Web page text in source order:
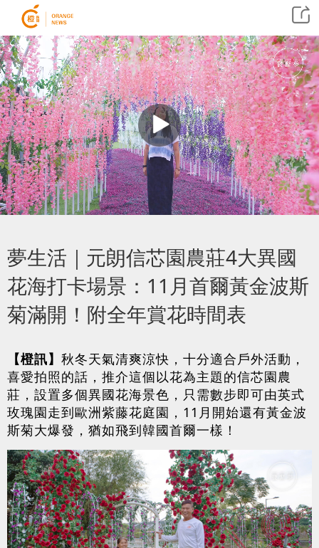
夢生活｜元朗信芯園農莊4大異國
花海打卡場景：11月首爾黃金波斯
菊滿開！附全年賞花時間表
【橙訊】 秋冬天氣清爽涼快，十分適合戶外活動，
喜愛拍照的話，推介這個以花為主題的信芯園農
莊，設置多個異國花海景色，只需數步即可由英式
玫瑰園走到歐洲紫藤花庭園，11月開始還有黃金波
斯菊大爆發，猶如飛到韓國首爾一樣！